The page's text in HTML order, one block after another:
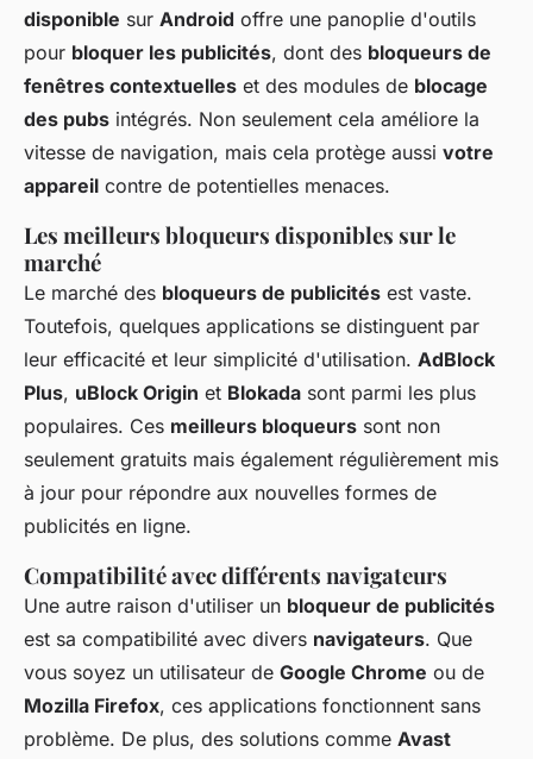
disponible sur Android offre une panoplie d'outils
pour bloquer les publicités, dont des bloqueurs de
fenêtres contextuelles et des modules de blocage
des pubs intégrés. Non seulement cela améliore la
vitesse de navigation, mais cela protège aussi votre
appareil contre de potentielles menaces.
Les meilleurs bloqueurs disponibles sur le
marché
Le marché des bloqueurs de publicités est vaste.
Toutefois, quelques applications se distinguent par
leur efficacité et leur simplicité d'utilisation. AdBlock
Plus, uBlock Origin et Blokada sont parmi les plus
populaires. Ces meilleurs bloqueurs sont non
seulement gratuits mais également régulièrement mis
à jour pour répondre aux nouvelles formes de
publicités en ligne.
Compatibilité avec différents navigateurs
Une autre raison d'utiliser un bloqueur de publicités
est sa compatibilité avec divers navigateurs. Que
vous soyez un utilisateur de Google Chrome ou de
Mozilla Firefox, ces applications fonctionnent sans
problème. De plus, des solutions comme Avast